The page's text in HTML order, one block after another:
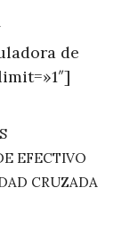
de
EFECTIVO
CRUZADA